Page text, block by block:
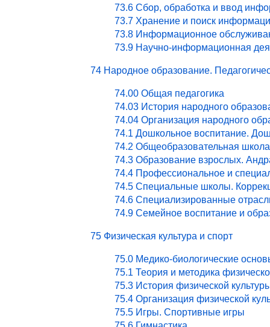
73.6 Сбор, обработка и ввод
73.7 Хранение и поиск
73.8 Информационное
73.9 Научно-информационная
74 Народное образование.
74.00 Общая педагогика
74.03 История народного
74.04 Организация народного
74.1 Дошкольное воспитание.
74.2 Общеобразовательная
74.3 Образование взрослых.
74.4 Профессиональное и
74.5 Специальные школы.
74.6 Специализированные
74.9 Семейное воспитание и
75 Физическая культура и спорт
75.0 Медико-биологические
75.1 Теория и методика
75.3 История физической
75.4 Организация физической
75.5 Игры. Спортивные игры